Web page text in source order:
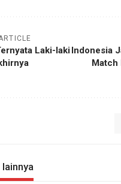
Laki-lakiIndonesia
Match